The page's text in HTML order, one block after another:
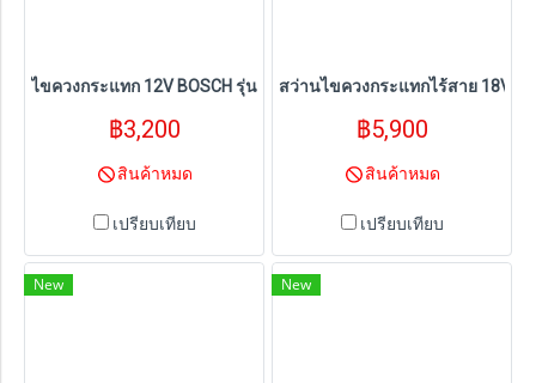
ไขควงกระแทก 12V BOSCH รุ่น GDR 120-LI (แบตเตอรี่ 2.0 Ah. x2 แท่
฿3,200
สินค้าหมด
เปรียบเทียบ
สว่านไขควงกระแทกไร้สาย 18V
฿5,900
สินค้าหมด
เปรียบเทียบ
New New